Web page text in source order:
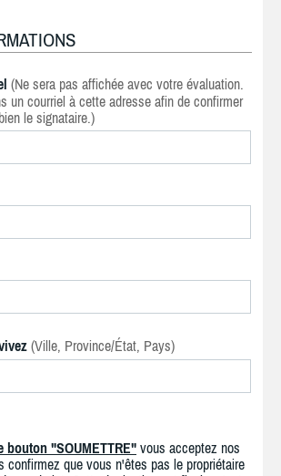
(Ne sera pas affichée avec votre évaluation.
un courriel à cette adresse afin de confirmer
le signataire.)
(Ville, Province/État, Pays)
bouton "SOUMETTRE" vous acceptez nos
confirmez que vous n'êtes pas le propriétaire